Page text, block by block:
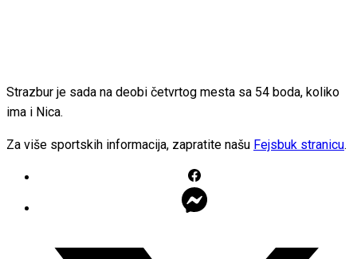
Strazbur je sada na deobi četvrtog mesta sa 54 boda, koliko
ima i Nica.
Za više sportskih informacija, zapratite našu Fejsbuk stranicu.